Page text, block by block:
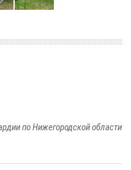
по Нижегородской области